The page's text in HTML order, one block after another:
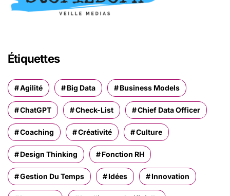
Étiquettes
Agilité Big Data Business Models
ChatGPT Check-List Chief Data Officer
Coaching Créativité Culture
Design Thinking Fonction RH
Gestion Du Temps Idées Innovation